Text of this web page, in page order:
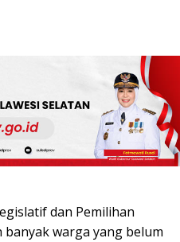
dan Pemilihan
banyak warga yang belum